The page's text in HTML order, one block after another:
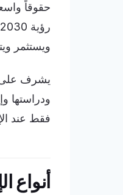
حقوقاً
ويستثمر
يشرف على
ودراستها
فقط عند
أنواع